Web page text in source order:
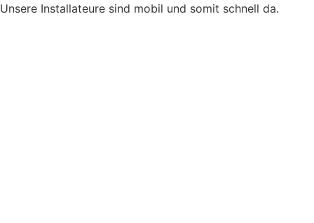
Unsere Installateure sind mobil und somit schnell da.